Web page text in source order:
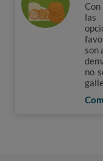
las
son
no